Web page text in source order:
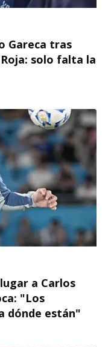
Gareca tras
solo falta la
a Carlos
"Los
dónde están"